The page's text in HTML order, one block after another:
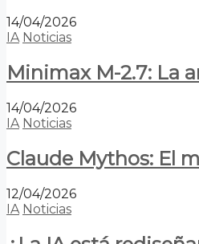
14/04/2026
IA Noticias
Minimax M-2.7: La
14/04/2026
IA Noticias
Claude Mythos: El
12/04/2026
IA Noticias